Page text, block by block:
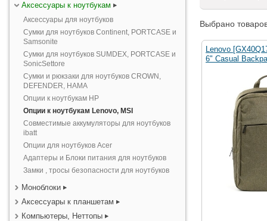
Аксессуары к ноутбукам
Аксессуары для ноутбуков
Сумки для ноутбуков Continent, PORTCASE и
Samsonite
Сумки для ноутбуков SUMDEX, PORTCASE и
SonicSettore
Сумки и рюкзаки для ноутбуков CROWN,
DEFENDER, HAMA
Опции к ноутбукам HP
Опции к ноутбукам Lenovo, MSI
Совместимые аккумуляторы для ноутбуков
ibatt
Опции для ноутбуков Acer
Адаптеры и Блоки питания для ноутбуков
Замки , тросы безопасности для ноутбуков
Моноблоки
Аксессуары к планшетам
Компьютеры, Неттопы
Выбрано
Lenovo
6" Casual